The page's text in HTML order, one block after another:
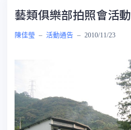
藝類俱樂部拍照會活動
陳佳瑩 – 活動通告 – 2010/11/23